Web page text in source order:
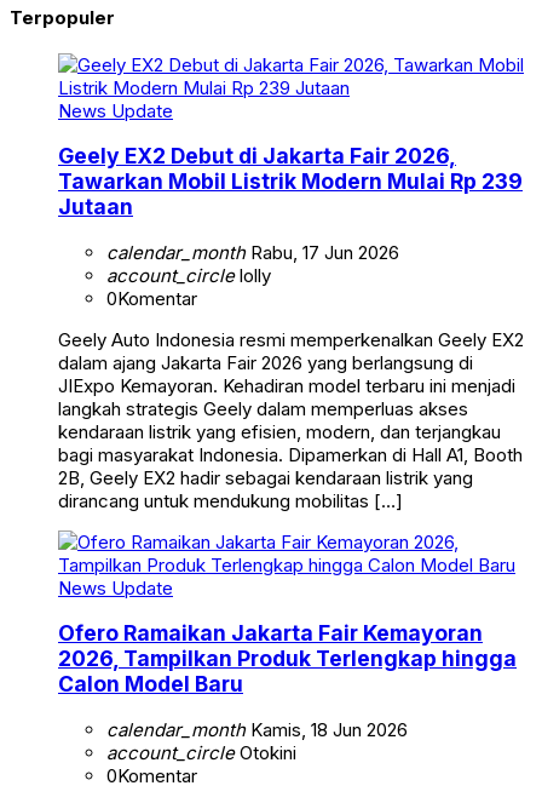
Terpopuler
News Update
Geely EX2 Debut di Jakarta Fair 2026,
Tawarkan Mobil Listrik Modern Mulai Rp 239
Jutaan
calendar_monthRabu, 17 Jun 2026
account_circlelolly
0Komentar
Geely Auto Indonesia resmi memperkenalkan Geely EX2
dalam ajang Jakarta Fair 2026 yang berlangsung di
JIExpo Kemayoran. Kehadiran model terbaru ini menjadi
langkah strategis Geely dalam memperluas akses
kendaraan listrik yang efisien, modern, dan terjangkau
bagi masyarakat Indonesia. Dipamerkan di Hall A1, Booth
2B, Geely EX2 hadir sebagai kendaraan listrik yang
dirancang untuk mendukung mobilitas […]
News Update
Ofero Ramaikan Jakarta Fair Kemayoran
2026, Tampilkan Produk Terlengkap hingga
Calon Model Baru
calendar_monthKamis, 18 Jun 2026
account_circleOtokini
0Komentar